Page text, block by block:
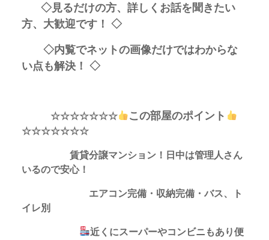
◇見るだけの方、詳しくお話を聞きたい
方、大歓迎です！ ◇
◇内覧でネットの画像だけではわからな
い点も解決！ ◇
☆☆☆☆☆☆☆ この部屋のポイント
☆☆☆☆☆☆☆
賃貸分譲マンション！日中は管理人さん
いるので安心！
エアコン完備・収納完備・バス、ト
イレ別
近くにスーパーやコンビニもあり便